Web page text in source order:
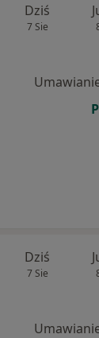
Dziś
7 Sie
Dziś
7 Sie